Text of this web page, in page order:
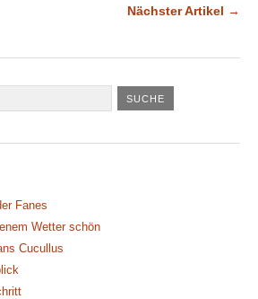
Nächster Artikel →
Fanes
Wetter schön
Cucullus